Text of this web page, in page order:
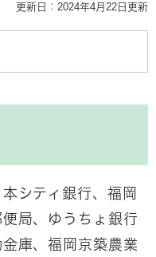
更新日：2024年4月22日更新
シティ銀行、福岡
局、ゆうちょ銀行
庫、福岡京築農業